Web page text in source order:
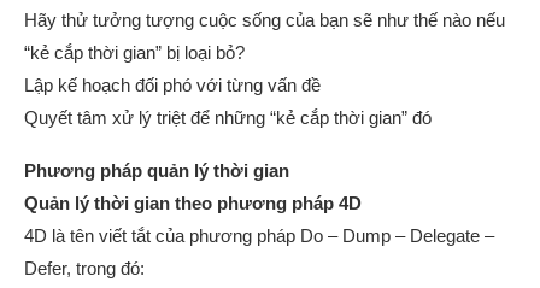
Hãy thử tưởng tượng cuộc sống của bạn sẽ như thế nào nếu
“kẻ cắp thời gian” bị loại bỏ?
Lập kế hoạch đối phó với từng vấn đề
Quyết tâm xử lý triệt để những “kẻ cắp thời gian” đó
Phương pháp quản lý thời gian
Quản lý thời gian theo phương pháp 4D
4D là tên viết tắt của phương pháp Do – Dump – Delegate –
Defer, trong đó: